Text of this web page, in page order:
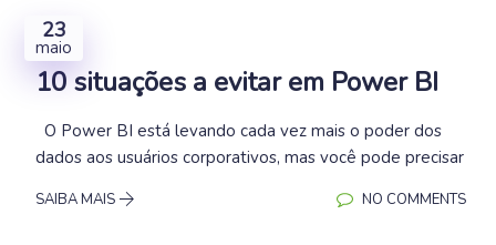
23
maio
10 situações a evitar em Power BI
O Power BI está levando cada vez mais o poder dos
dados aos usuários corporativos, mas você pode precisar
SAIBA MAIS NO COMMENTS